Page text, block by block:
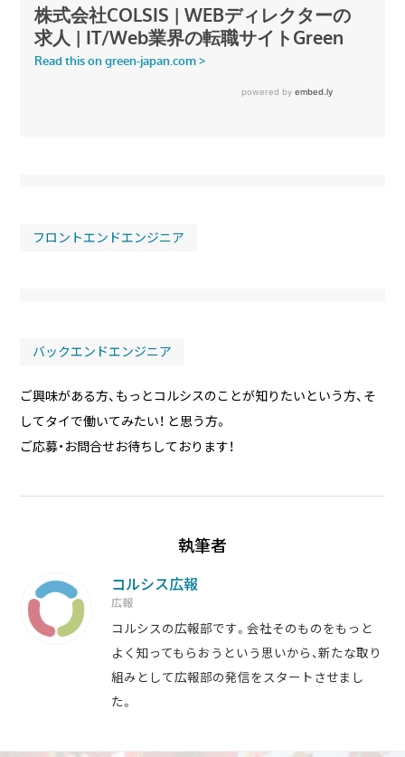
フロントエンドエンジニア
バックエンドエンジニア
ご興味がある方、もっとコルシスのことが知りたいという方、そ
してタイで働いてみたい！ と思う方。
ご応募・お問合せお待ちしております！
執筆者
コルシス広報
広報
コルシスの広報部です。会社そのものをもっと
よく知ってもらおうという思いから、新たな取り
組みとして広報部の発信をスタートさせまし
た。